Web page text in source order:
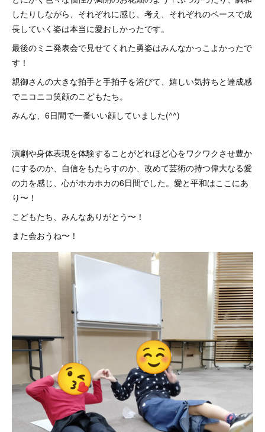
したりしながら、それぞれに感じ、考え、それぞれのペースで成
長していく姿は本当に愛おしかったです。
最後のミニ発表会で見せてくれた勇姿はみんなかっこよかったで
す！
親御さんの大きな拍手と手拍子を浴びて、嬉しい気持ちと達成感
でニコニコ笑顔のこどもたち。
みんな、6日間で一番いい顔していました(^^)
演劇や身体表現を体験することがどれほど心をワクワクさせ豊か
にするのか、自信をもたらすのか、改めて芸術の持つ偉大なる愛
の力を感じ、心がホカホカの6日間でした。愛と平和はここにあ
り〜！
こどもたち、みんなありがとう〜！
また会おうね〜！